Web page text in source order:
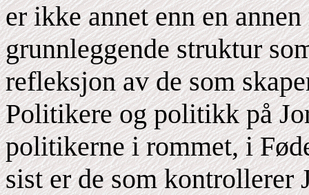
er ikke annet enn en
grunnleggende struktur
refleksjon av de som
Politikere og politikk på
politikerne i rommet, i
sist er de som kontrollerer